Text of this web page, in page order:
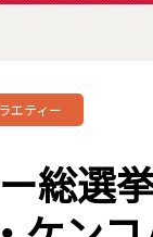
エティー
ー総選